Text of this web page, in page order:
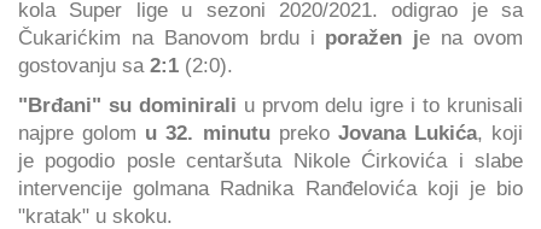
kola Super lige u sezoni 2020/2021. odigrao je sa
Čukarićkim na Banovom brdu i poražen je na ovom
gostovanju sa 2:1 (2:0).
"Brđani" su dominirali u prvom delu igre i to krunisali
najpre golom u 32. minutuprekoJovana Lukića, koji
je pogodio posle centaršuta Nikole Ćirkovića i slabe
intervencije golmana Radnika Ranđelovića koji je bio
"kratak" u skoku.